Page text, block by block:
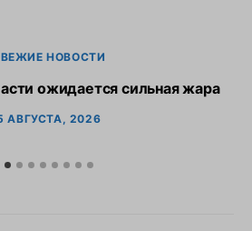
НОВОСТИ
ожидается сильная жара
АВГУСТА, 2026